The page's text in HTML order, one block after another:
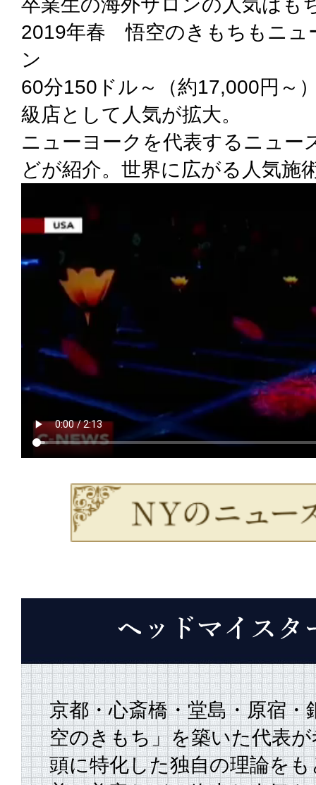
2019年春 悟空のきもちもニュ
ン
60分150ドル～（約17,000円～
級店として人気が拡大。
ニューヨークを代表するニュー
どが紹介。世界に広がる人気施
京都・心斎橋・堂島・原宿・
空のきもち」を築いた代表
頭に特化した独自の理論を